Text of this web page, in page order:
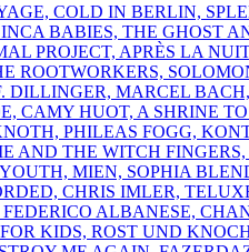
COLD IN BERLIN,
INCA BABIES, THE GHOST
PROJECT, APRÈS LA
ROOTWORKERS,
DILLINGER, MARCEL
CAMY HUOT, A SHRINE
PHILEAS FOGG,
AND THE WITCH
MIEN, SOPHIA
CHRIS IMLER,
ALBANESE,
KIDS, ROST UND